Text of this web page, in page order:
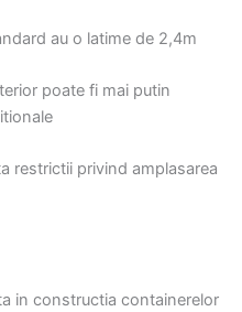
au o latime de 2,4m
poate fi mai putin
restrictii privind amplasarea
in constructia containerelor